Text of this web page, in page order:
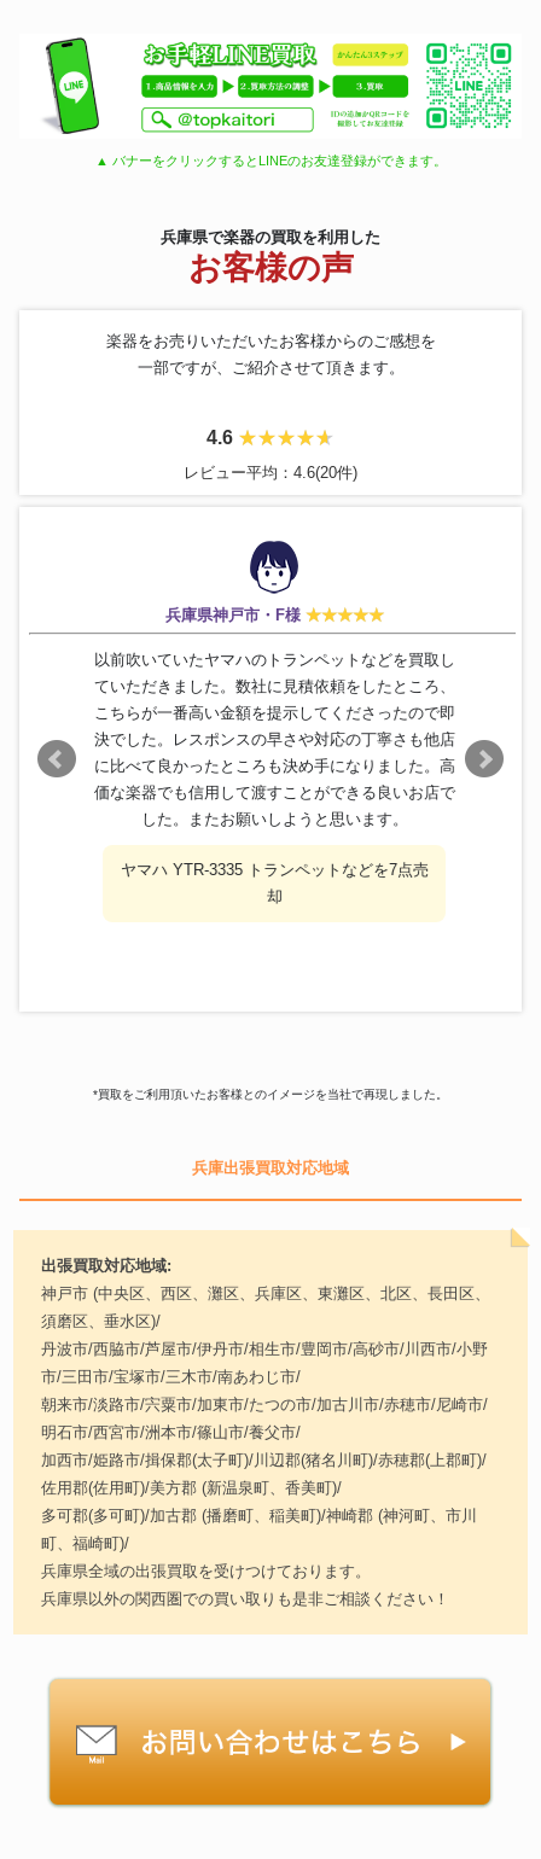
▲ バナーをクリックするとLINEのお友達登録ができます。
兵庫県で楽器の買取を利用した
お客様の声
楽器をお売りいただいたお客様からのご感想を
一部ですが、ご紹介させて頂きます。
4.6
レビュー平均：4.6(20件)
兵庫県神戸市・F様
以前吹いていたヤマハのトランペットなどを買取し
ていただきました。数社に見積依頼をしたところ、
こちらが一番高い金額を提示してくださったので即
決でした。レスポンスの早さや対応の丁寧さも他店
に比べて良かったところも決め手になりました。高
価な楽器でも信用して渡すことができる良いお店で
した。またお願いしようと思います。
ヤマハ YTR-3335 トランペットなどを7点売
却
*買取をご利用頂いたお客様とのイメージを当社で再現しました。
兵庫出張買取対応地域
出張買取対応地域:
神戸市 (中央区、西区、灘区、兵庫区、東灘区、北区、長田区、
須磨区、垂水区)/
丹波市/西脇市/芦屋市/伊丹市/相生市/豊岡市/高砂市/川西市/小野
市/三田市/宝塚市/三木市/南あわじ市/
朝来市/淡路市/宍粟市/加東市/たつの市/加古川市/赤穂市/尼崎市/
明石市/西宮市/洲本市/篠山市/養父市/
加西市/姫路市/揖保郡(太子町)/川辺郡(猪名川町)/赤穂郡(上郡町)/
佐用郡(佐用町)/美方郡 (新温泉町、香美町)/
多可郡(多可町)/加古郡 (播磨町、稲美町)/神崎郡 (神河町、市川
町、福崎町)/
兵庫県全域の出張買取を受けつけております。
兵庫県以外の関西圏での買い取りも是非ご相談ください！